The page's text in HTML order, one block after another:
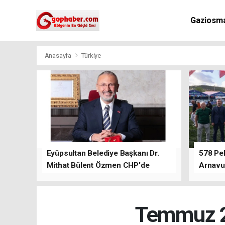
Anasayfa Türkiye
Eyüpsultan Belediye Başkanı Dr.
Mithat Bülent Özmen CHP'de
578
Temmuz